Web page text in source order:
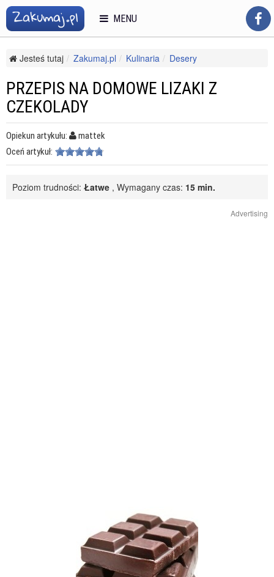
Jesteś tutaj Zakumaj.pl Kulinaria
Desery
PRZEPIS NA DOMOWE LIZAKI Z
CZEKOLADY
Opiekun artykułu:
mattek
Oceń artykuł:
Poziom trudności: Łatwe , Wymagany czas: 15 min.
Advertising
MENU